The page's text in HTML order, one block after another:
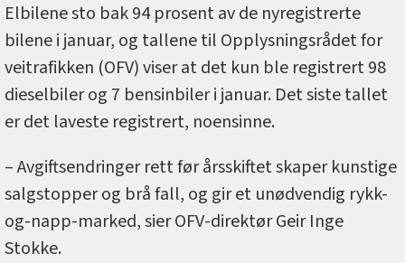
Elbilene sto bak 94 prosent av de nyregistrerte
bilene i januar, og tallene til Opplysningsrådet for
veitrafikken (OFV) viser at det kun ble registrert 98
dieselbiler og 7 bensinbiler i januar. Det siste tallet
er det laveste registrert, noensinne.
– Avgiftsendringer rett før årsskiftet skaper kunstige
salgstopper og brå fall, og gir et unødvendig rykk-
og-napp-marked, sier OFV-direktør Geir Inge
Stokke.